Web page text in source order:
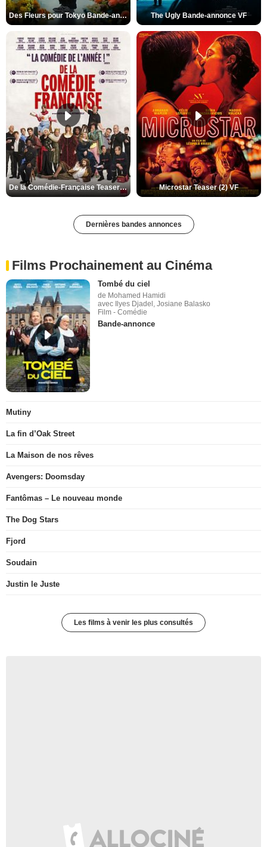
Des Fleurs pour Tokyo Bande-annonce VO STFR The Ugly Bande-annonce VF
De la Comédie-Française Teaser (3) VF Microstar Teaser (2) VF
Dernières bandes annonces
Films Prochainement au Cinéma
Tombé du ciel
de Mohamed Hamidi
avec Ilyes Djadel, Josiane Balasko
Film - Comédie
Bande-annonce
Mutiny
La fin d’Oak Street
La Maison de nos rêves
Avengers: Doomsday
Fantômas – Le nouveau monde
The Dog Stars
Fjord
Soudain
Justin le Juste
Les films à venir les plus consultés